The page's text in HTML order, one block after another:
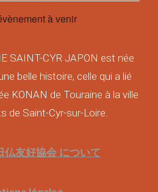
SAINT-CYR JAPON est née
belle histoire, celle qui a lié
KONAN de Touraine à la ville
de Saint-Cyr-sur-Loire.
仏友好協会 について
à venir